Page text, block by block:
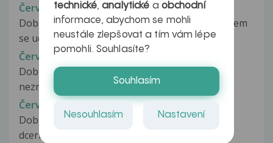
Červene flíčky na lýtkach
Dobrý den, potřebovala bych poradit predevčírem
se udělali mamině červené flíčky...
Červené flíčky na obličeji
Dobry den, můj přítel ma na obličeji v celku
neznatelne cervene flicky které...
Červené flíčky na obličeji
Dobrý den, prosím chci se zeptat, u 5 měsíční
dcerky se už druhý den objevily...
technické,analytické a obchodní
informace, abychom se mohli
neustále zlepšovat a tím vám lépe
pomohli. Souhlasíte?
Souhlasím
Nesouhlasím Nastavení